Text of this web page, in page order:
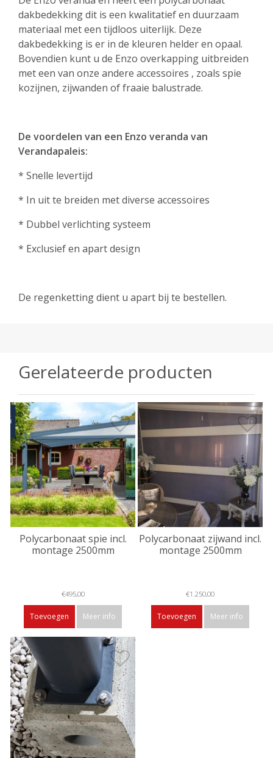
dakbedekking dit is een kwalitatief en duurzaam
materiaal met een tijdloos uiterlijk. Deze
dakbedekking is er in de kleuren helder en opaal.
Bovendien kunt u de Enzo overkapping uitbreiden
met een van onze andere accessoires , zoals spie
kozijnen, zijwanden of fraaie balustrade.
De voordelen van een Enzo veranda van
Verandapaleis:
* Snelle levertijd
* In uit te breiden met diverse accessoires
* Dubbel verlichting systeem
* Exclusief en apart design
De regenketting dient u apart bij te bestellen.
Gerelateerde producten
Polycarbonaat spie incl.
montage 2500mm
€495,00
Toevoegen Meer info
Polycarbonaat zijwand incl.
montage 2500mm
€1.250,00
Toevoegen Meer info